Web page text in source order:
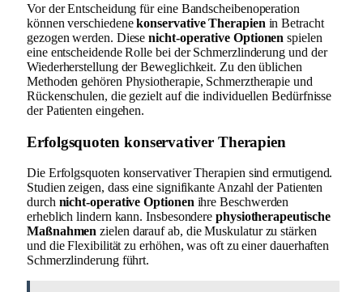
Vor der Entscheidung für eine Bandscheibenoperation
können verschiedenekonservative Therapien in Betracht
gezogen werden. Diesenicht-operative Optionen spielen
eine entscheidende Rolle bei der Schmerzlinderung und der
Wiederherstellung der Beweglichkeit. Zu den üblichen
Methoden gehören Physiotherapie, Schmerztherapie und
Rückenschulen, die gezielt auf die individuellen Bedürfnisse
der Patienten eingehen.
Erfolgsquoten konservativer Therapien
Die Erfolgsquoten konservativer Therapien sind ermutigend.
Studien zeigen, dass eine signifikante Anzahl der Patienten
durch nicht-operative Optionen ihre Beschwerden
erheblich lindern kann. Insbesonderephysiotherapeutische
Maßnahmen zielen darauf ab, die Muskulatur zu stärken
und die Flexibilität zu erhöhen, was oft zu einer dauerhaften
Schmerzlinderung führt.